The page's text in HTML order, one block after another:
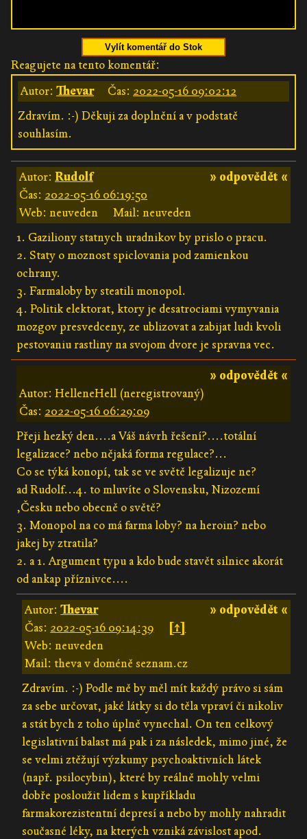
Vylít komentář do Stok
Reagujete na tento komentář:
Autor: Thevar Čas: 2022-05-16 09:02:12
Zdravím. :-) Děkuji za doplnění a v podstatě
souhlasím.
» odpovědět «
Autor: Rudolf
Čas: 2022-05-16 06:19:50
Web: neuveden
Mail: neuveden
1. Gaziliony statnych uradnikov by prislo o pracu.
2. Staty o moznost spiclovania pod zamienkou
ochrany.
3. Farmaloby by steatili monopol.
4. Politik elektorat, ktory je desatrociami vymyvania
mozgov presvedceny, ze ublizovat a zabijat ludi kvoli
pestovaniu rastliny na svojom dvore je spravna vec.
» odpovědět «
Autor: HelleneHell (neregistrovaný)
Čas: 2022-05-16 06:29:09
Přeji hezký den....a Váš návrh řešení?....totální
legalizace? nebo nějaká forma regulace?...
Co se týká konopí, tak se ve světě legalizuje ne?
ad Rudolf...4. to mluvíte o Slovensku, Nizozemí
,Česku nebo obecně o světě?
3. Monopol na co má farma loby? na heroin? nebo
jakej by ztratila?
2. a 1. Argument typu a kdo bude stavět silnice akorát
od ankap příznivce....
» odpovědět «
Autor:Thevar
Čas: 2022-05-16 09:14:39
[↑]
Web: neuveden
Mail: theva v doméně seznam.cz
Zdravím. :-) Podle mě by měl mít každý právo si sám
za sebe určovat, jaké látky si do těla vpraví či nikoliv
a stát bych z toho úplně vynechal. On ten celkový
legislativní balast má pak i za následek, mimo jiné, že
se velmi ztěžují výzkumy psychoaktivních látek
(např. psilocybin), které by reálně mohly velmi
dobře posloužit lidem s kupříkladu
farmakorezistentní depresí a nebo by mohly nahradit
současné léky, na kterých vzniká závislost apod.